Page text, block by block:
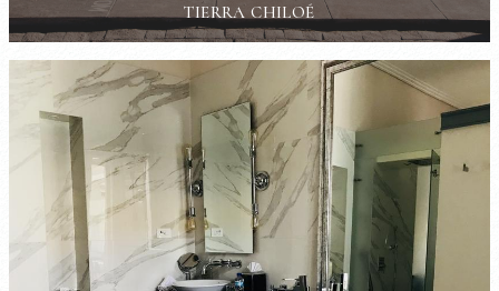
TIERRA CHILOÉ